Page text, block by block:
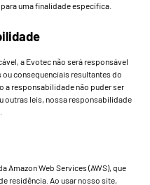
uma finalidade específica.
a Evotec não será responsável
consequenciais resultantes do
a responsabilidade não puder ser
outras leis, nossa responsabilidade
Amazon Web Services (AWS), que
residência. Ao usar nosso site,